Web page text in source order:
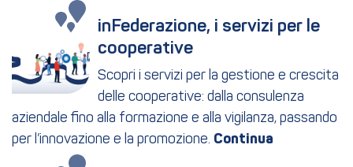
inFederazione, i servizi per le
cooperative
Scopri i servizi per la gestione e crescita
delle cooperative: dalla consulenza
aziendale fino alla formazione e alla vigilanza, passando
per l’innovazione e la promozione.